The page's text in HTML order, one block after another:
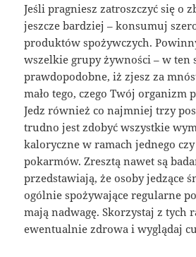
Jeśli pragniesz zatroszczyć się o
jeszcze bardziej – konsumuj
produktów spożywczych.
wszelkie grupy żywności – w ten
prawdopodobne, iż zjesz za
mało tego, czego Twój organizm
Jedz również co najmniej trzy
trudno jest zdobyć wszystkie
kaloryczne w ramach jednego
pokarmów. Zresztą nawet są
przedstawiają, że osoby jedzące
ogólnie spożywające regularne
mają nadwagę. Skorzystaj z tych
ewentualnie zdrowa i wyglądaj